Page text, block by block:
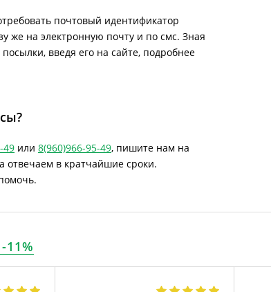
почтовый идентификатор
же на электронную почту и по смс. Зная
введя его на сайте, подробнее
49 или 8(960)966-95-49, пишите нам на
отвечаем в кратчайшие сроки.